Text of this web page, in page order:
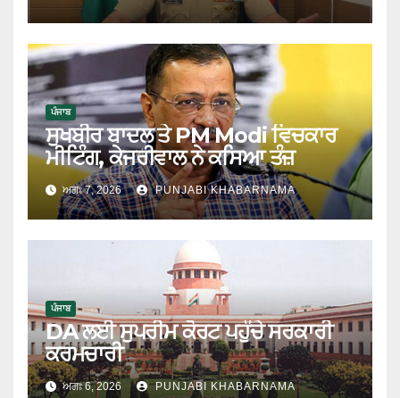
ਤੱਕ ਪਹੁੰਚਾਇਆ
ਪੰਜਾਬ
ਸੁਖਬੀਰ ਬਾਦਲ ਤੇ PM Modi ਵਿਚਕਾਰ
ਮੀਟਿੰਗ, ਕੇਜਰੀਵਾਲ ਨੇ ਕਸਿਆ ਤੰਜ਼
ਅਗਃ 7, 2026 PUNJABI KHABARNAMA
ਪੰਜਾਬ
DA ਲਈ ਸੁਪਰੀਮ ਕੋਰਟ ਪਹੁੰਚੇ ਸਰਕਾਰੀ
ਕਰਮਚਾਰੀ
ਅਗਃ 6, 2026 PUNJABI KHABARNAMA